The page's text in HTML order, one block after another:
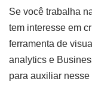
Se você trabalha
tem interesse em
ferramenta de
analytics e
para auxiliar